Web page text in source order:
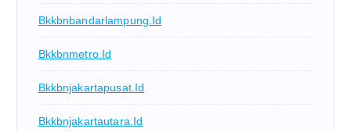
Bkkbnbandarlampung.id
Bkkbnmetro.id
Bkkbnjakartapusat.id
Bkkbnjakartautara.id